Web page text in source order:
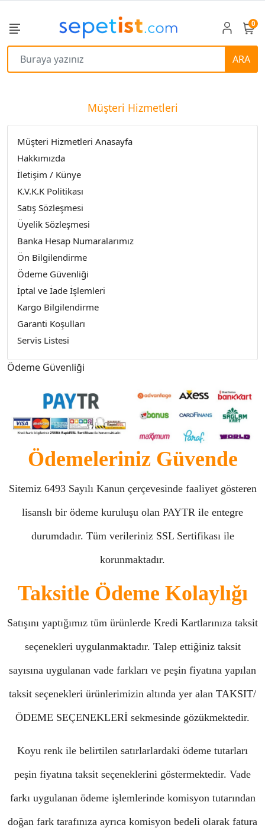
ARA
0
Müşteri Hizmetleri
Müşteri Hizmetleri Anasayfa
Hakkımızda
İletişim / Künye
K.V.K.K Politikası
Satış Sözleşmesi
Üyelik Sözleşmesi
Banka Hesap Numaralarımız
Ön Bilgilendirme
Ödeme Güvenliği
İptal ve İade İşlemleri
Kargo Bilgilendirme
Garanti Koşulları
Servis Listesi
Ödeme Güvenliği
Ödemeleriniz Güvende
Sitemiz 6493 Sayılı Kanun çerçevesinde faaliyet gösteren
lisanslı bir ödeme kuruluşu olan PAYTR ile entegre
durumdadır. Tüm verileriniz SSL Sertifikası ile
korunmaktadır.
Taksitle Ödeme Kolaylığı
Satışını yaptığımız tüm ürünlerde Kredi Kartlarınıza taksit
seçenekleri uygulanmaktadır. Talep ettiğiniz taksit
sayısına uygulanan vade farkları ve peşin fiyatına yapılan
taksit seçenekleri ürünlerimizin altında yer alan TAKSIT/
ÖDEME SEÇENEKLERİ sekmesinde gözükmektedir.
Koyu renk ile belirtilen satırlarlardaki ödeme tutarları
peşin fiyatına taksit seçeneklerini göstermektedir. Vade
farkı uygulanan ödeme işlemlerinde komisyon tutarından
doğan fark tarafınıza ayrıca komisyon bedeli olarak fatura